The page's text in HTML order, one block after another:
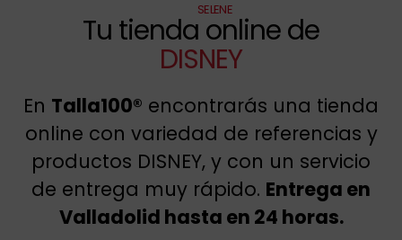
SELENE
Tu tienda online de
DISNEY
En Talla100® encontrarás una tienda
online con variedad de referencias y
productos DISNEY, y con un servicio
de entrega muy rápido. Entrega en
Valladolid hasta en 24 horas.